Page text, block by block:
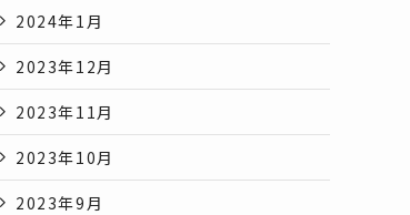
2024年1月
2023年12月
2023年11月
2023年10月
2023年9月